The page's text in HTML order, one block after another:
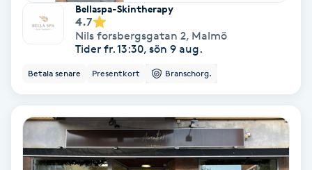
Extensions borttagning
Eyeliner-tatuering
Face framing
Faceliftmassage
Bellaspa-Skintherapy
4.7
Nils forsbergsgatan 2, Malmö
Tider fr. 13:30, sön 9 aug.
Betala senare Presentkort Branschorg.